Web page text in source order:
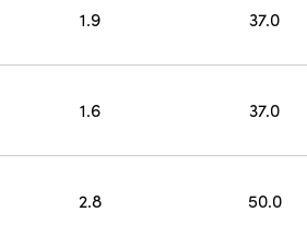
1.9 37.0
1.6 37.0
2.8 50.0